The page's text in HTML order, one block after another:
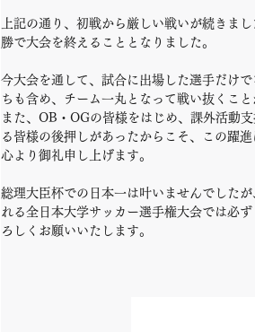
上記の通り、初戦から厳しい戦いが続きま
勝で大会を終えることとなりました。
今大会を通して、試合に出場した選手だけ
ちも含め、チーム一丸となって戦い抜くこと
また、OB・OGの皆様をはじめ、課外活動
る皆様の後押しがあったからこそ、この躍
心より御礼申し上げます。
総理大臣杯での日本一は叶いませんでした
れる全日本大学サッカー選手権大会では必
ろしくお願いいたします。